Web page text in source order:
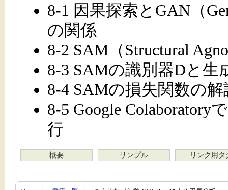
8-1 因果探索とGAN（
の関係
8-2 SAM（Structural
8-3 SAMの識別器Dと生
8-4 SAMの損失関数の
8-5 Google Colaboratory
行
概要 サンプル リンク用タ